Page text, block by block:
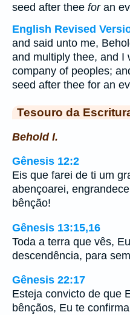
seed after thee foran
English Revised
and said unto me,
and multiply thee, and I
company of peoples;
seed after thee for an
Tesouro da
Behold I.
Gênesis 12:2
Eis que farei de ti um
abençoarei,
bênção!
Gênesis 13:15,16
Toda a terra que vês,
descendência, para
Gênesis 22:17
Esteja convicto de que
bênçãos, Eu te